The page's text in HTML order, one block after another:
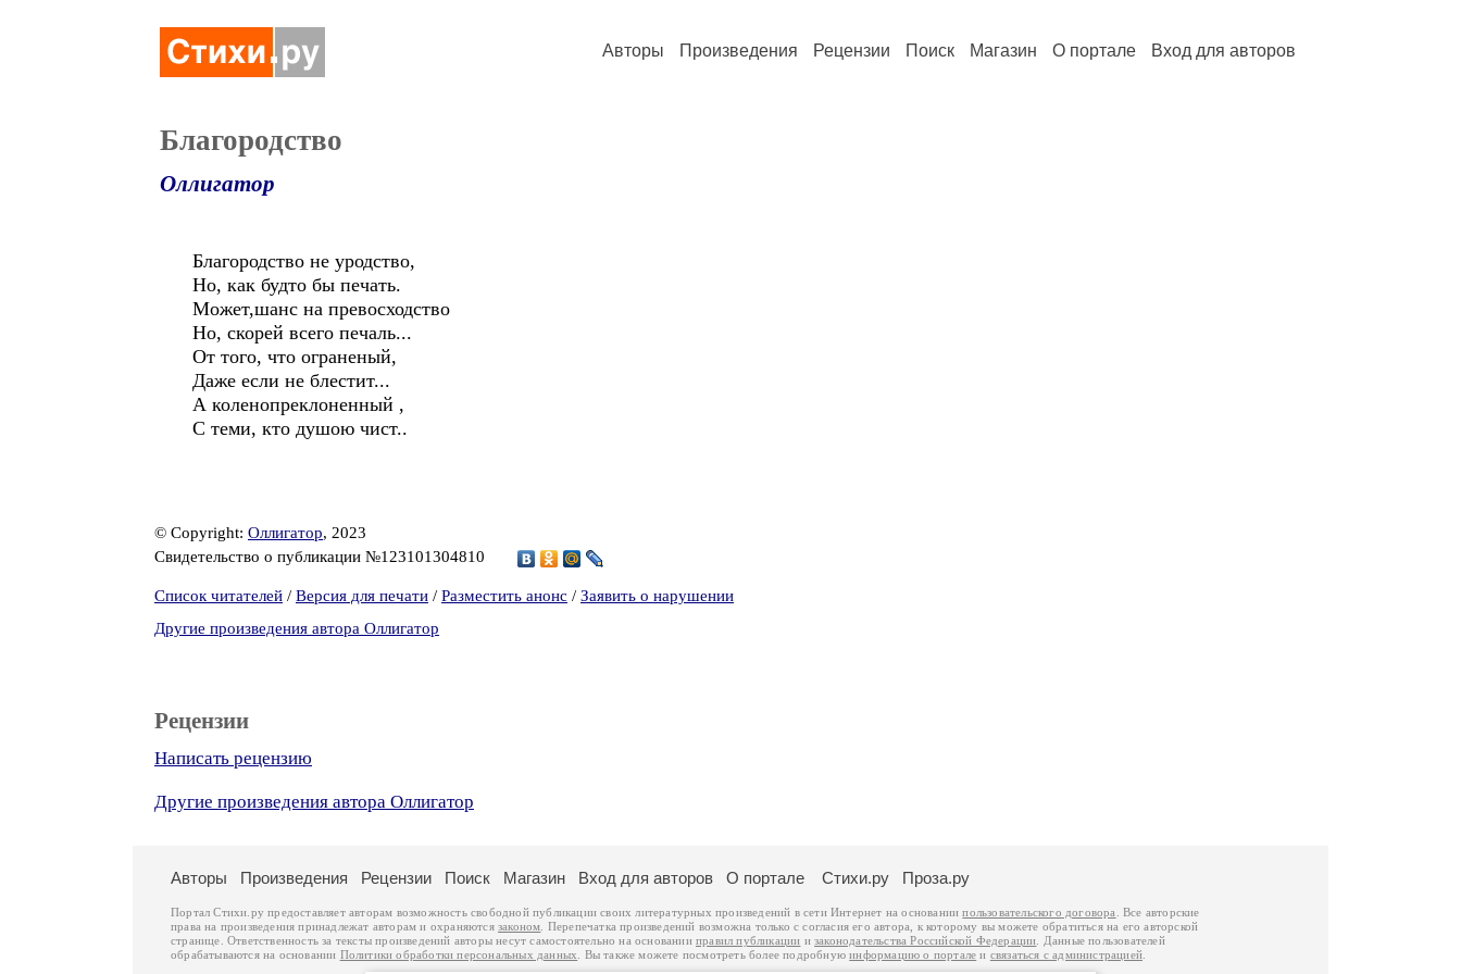
Авторы Произведения Рецензии Поиск Магазин О портале Вход для авторов
Благородство
Оллигатор
Благородство не уродство,
Но, как будто бы печать.
Может,шанс на превосходство
Но, скорей всего печаль...
От того, что ограненый,
Даже если не блестит...
А коленопреклоненный ,
С теми, кто душою чист..
© Copyright: Оллигатор, 2023
Свидетельство о публикации №123101304810
Список читателей / Версия для печати / Разместить анонс / Заявить о нарушении
Другие произведения автора Оллигатор
Рецензии
Написать рецензию
Другие произведения автора Оллигатор
Авторы Произведения Рецензии Поиск Магазин Вход для авторов О портале Стихи.ру Проза.ру
Портал Стихи.ру предоставляет авторам возможность свободной публикации своих литературных произведений в сети Интернет на основаниипользовательского договора
. Все авторские
права на произведения принадлежат авторам и охраняются законом . Перепечатка произведений возможна только с согласия его автора, к которому вы можете обратиться на его авторской
странице. Ответственность за тексты произведений авторы несут самостоятельно на основанииправил публикации изаконодательства Российской Федерации . Данные пользователей
обрабатываются на основании Политики обработки персональных данных . Вы также можете посмотреть более подробнуюинформацию о портале и связаться с администрацией